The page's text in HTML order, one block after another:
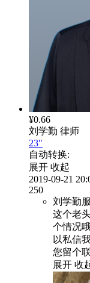
¥0.66
刘学勤 律师
23"
自动转换:
展开 收起
2019-09-21
250
刘学勤
这个老
个情况
以私信
您留个
展开 收